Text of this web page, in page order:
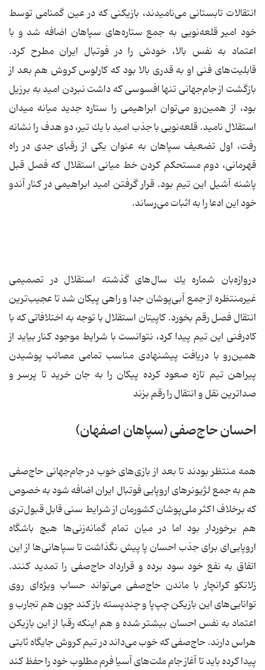
انتقالات تابستانی می‌نامیدند، بازیكنی كه در عین گمنامی توسط
خود امیر قلعه‌نویی به جمع ستاره‌های سپاهان اضافه شد و با
اعتماد به نفس بالا، خودش را در فوتبال ایران مطرح كرد.
قابلیت‌های فنی او به قدری بالا بود كه كارلوس كروش هم بعد از
بازگشت از جام‌جهانی‌ تنها افسوسی كه داشت نبردن امید به برزیل
بود، از همین‌رو می‌توان ابراهیمی را ستاره جدید میانه میدان
استقلال نامید. قلعه‌نویی با جذب امید با یك تیر، دو هدف را نشانه
رفت، اول تضعیف سپاهان به عنوان یكی از رقبای جدی در راه
قهرمانی، دوم مستحكم كردن خط میانی استقلال كه فصل قبل
پاشنه آشیل این تیم بود. قرار گرفتن امید ابراهیمی در كنار آندو
خود این ادعا را به اثبات می‌رساند.
دروازه‌بان شماره یك سال‌های گذشته استقلال در تصمیمی
غیرمنتظره از جمع آبی‌پوشان جدا و راهی پیكان شد تا عجیب‌ترین
انتقال فصل رقم بخورد. كاپیتان استقلال با توجه به اختلافاتی كه با
كادرفنی این تیم پیدا كرد، نتوانست با شرایط موجود كنار بیاید از
همین‌رو با دریافت پیشنهادی مناسب تمامی مصائب پوشیدن
پیراهن تیم تازه صعود كرده پیكان را به جان خرید تا پرسر و
صدا‌ترین نقل و انتقال را رقم بزند
احسان حاج‌صفی (سپاهان اصفهان)
همه منتظر بودند تا بعد از بازی‌های خوب در جام‌جهانی‌ حاج‌صفی
هم به جمع لژیونرهای اروپایی فوتبال ایران اضافه شود به خصوص
كه برخلاف اكثر ملی‌پوشان كشورمان از شرایط سنی قابل قبول‌تری
هم برخوردار بود اما در میان تمام گمانه‌زنی‌ها هیچ باشگاه
اروپایی‌ای برای جذب احسان پا پیش نگذاشت تا سپاهانی‌ها از این
اتفاق به نفع خود سود برده و قرارداد حاج‌صفی را تمدید كنند.
زلاتكو كرانچار با ماندن حاج‌صفی می‌تواند حساب ویژه‌ای روی
توانایی‌های این بازیكن چپ‌پا و چندپسته باز كند چون هم تجارب و
اعتماد به نفس احسان بیشتر شده و هم اینكه رقبا از این بازیكن
هراس دارند. حاج‌صفی كه خوب می‌داند در تیم كروش جایگاه ثابتی
پیدا كرده باید تا آغاز جام ملت‌های آسیا فرم مطلوب خود را حفظ كند